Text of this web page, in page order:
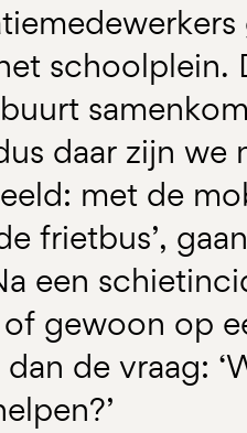
schoolplein.
daar zijn we
met de
frietbus’,
een
gewoon op
de vraag: